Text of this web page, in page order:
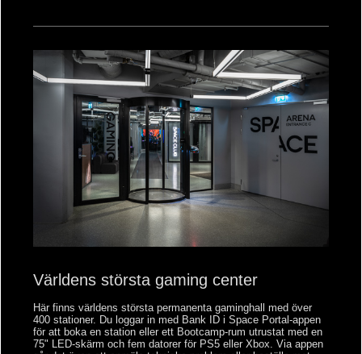
Världens största gaming center
Här finns världens största permanenta gaminghall med över
400 stationer. Du loggar in med Bank ID i Space Portal-appen
för att boka en station eller ett Bootcamp-rum utrustat med en
75" LED-skärm och fem datorer för PS5 eller Xbox. Via appen